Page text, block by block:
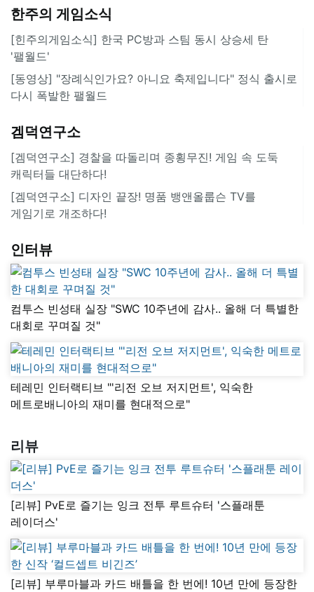
한주의 게임소식
[힌주의게임소식] 한국 PC방과 스팀 동시 상승세 탄
'팰월드'
[동영상] "장례식인가요? 아니요 축제입니다" 정식 출시로
다시 폭발한 팰월드
겜덕연구소
[겜덕연구소] 경찰을 따돌리며 종횡무진! 게임 속 도둑
캐릭터들 대단하다!
[겜덕연구소] 디자인 끝장! 명품 뱅앤올룹슨 TV를
게임기로 개조하다!
인터뷰
컴투스 빈성태 실장 "SWC 10주년에 감사.. 올해 더 특별한
대회로 꾸며질 것"
테레민 인터랙티브 "'리전 오브 저지먼트', 익숙한
메트로배니아의 재미를 현대적으로"
리뷰
[리뷰] PvE로 즐기는 잉크 전투 루트슈터 '스플래툰
레이더스'
[리뷰] 부루마블과 카드 배틀을 한 번에! 10년 만에 등장한